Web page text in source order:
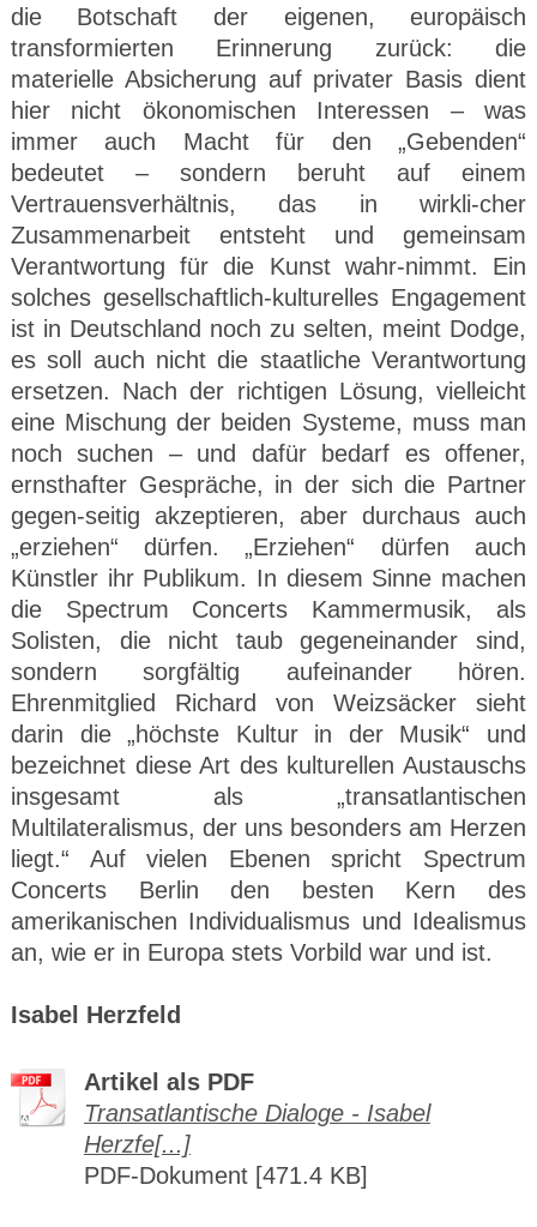
die Botschaft der eigenen, europäisch
transformierten Erinnerung zurück: die
materielle Absicherung auf privater Basis dient
hier nicht ökonomischen Interessen – was
immer auch Macht für den „Gebenden“
bedeutet – sondern beruht auf einem
Vertrauensverhältnis, das in wirkli-cher
Zusammenarbeit entsteht und gemeinsam
Verantwortung für die Kunst wahr-nimmt. Ein
solches gesellschaftlich-kulturelles Engagement
ist in Deutschland noch zu selten, meint Dodge,
es soll auch nicht die staatliche Verantwortung
ersetzen. Nach der richtigen Lösung, vielleicht
eine Mischung der beiden Systeme, muss man
noch suchen – und dafür bedarf es offener,
ernsthafter Gespräche, in der sich die Partner
gegen-seitig akzeptieren, aber durchaus auch
„erziehen“ dürfen. „Erziehen“ dürfen auch
Künstler ihr Publikum. In diesem Sinne machen
die Spectrum Concerts Kammermusik, als
Solisten, die nicht taub gegeneinander sind,
sondern sorgfältig aufeinander hören.
Ehrenmitglied Richard von Weizsäcker sieht
darin die „höchste Kultur in der Musik“ und
bezeichnet diese Art des kulturellen Austauschs
insgesamt als „transatlantischen
Multilateralismus, der uns besonders am Herzen
liegt.“ Auf vielen Ebenen spricht Spectrum
Concerts Berlin den besten Kern des
amerikanischen Individualismus und Idealismus
an, wie er in Europa stets Vorbild war und ist.
Isabel Herzfeld
Artikel als PDF
Transatlantische Dialoge - Isabel
Herzfe[...]
PDF-Dokument [471.4 KB]